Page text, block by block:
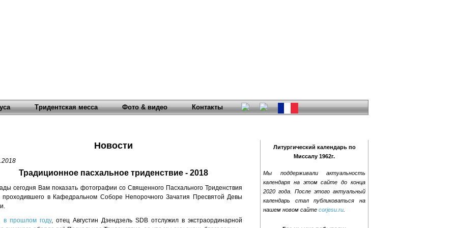
Тридентская месса Фото & видео Контакты
Новости
Традиционное пасхальное триденствие - 2018
сегодня Вам показать фотографии со Священного Пасхального Триденствия
проходившего в Кафедральном Соборе Непорочного Зачатия Пресвятой Девы
в прошлом году, отец Августин Дзендзель SDB отслужил в экстраординарной
Литургический календарь по
Миссалу 1962г.
Мы поддерживали актуальность
календаря на этом сайте до конца
2020 года. После этого актуальный
календарь стал публиковаться на
нашем новом сайте corjesu.ru